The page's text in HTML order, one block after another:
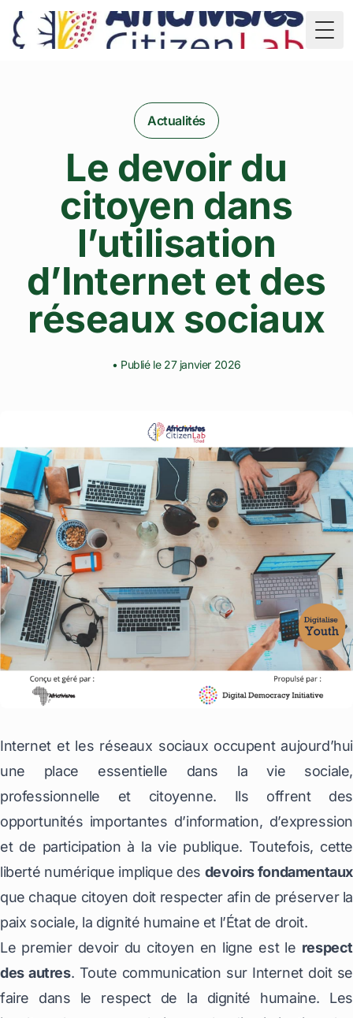
TD
Actualités
Le devoir du
citoyen dans
l’utilisation
d’Internet et des
réseaux sociaux
• Publié le 27 janvier 2026
Internet et les réseaux sociaux occupent aujourd’hui
une place essentielle dans la vie sociale,
professionnelle et citoyenne. Ils offrent des
opportunités importantes d’information, d’expression
et de participation à la vie publique. Toutefois, cette
liberté numérique implique des devoirs fondamentaux
que chaque citoyen doit respecter afin de préserver la
paix sociale, la dignité humaine et l’État de droit.
Le premier devoir du citoyen en ligne est le respect
des autres. Toute communication sur Internet doit se
faire dans le respect de la dignité humaine. Les